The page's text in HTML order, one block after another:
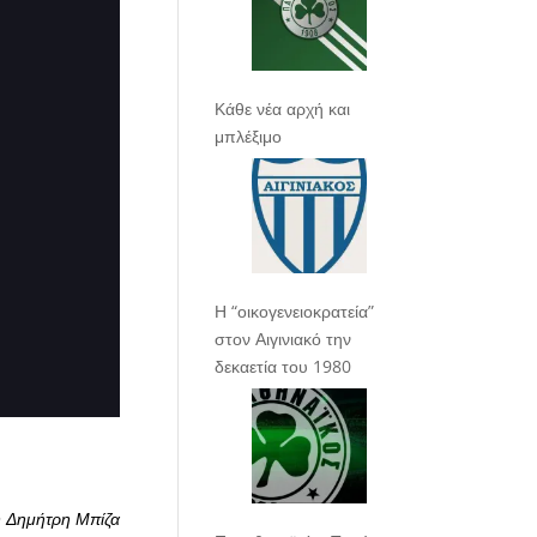
Δημήτρη Μπίζα
Κάθε νέα αρχή και
μπλέξιμο
Η “οικογενειοκρατεία”
στον Αιγινιακό την
δεκαετία του 1980